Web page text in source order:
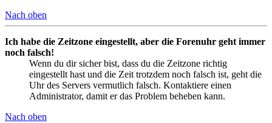
Nach oben
Ich habe die Zeitzone eingestellt, aber die Forenuhr geht immer
noch falsch!
Wenn du dir sicher bist, dass du die Zeitzone richtig
eingestellt hast und die Zeit trotzdem noch falsch ist, geht die
Uhr des Servers vermutlich falsch. Kontaktiere einen
Administrator, damit er das Problem beheben kann.
Nach oben